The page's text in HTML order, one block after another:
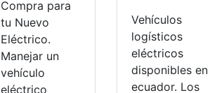
Compra para
tu Nuevo
Eléctrico.
Manejar un
vehículo
eléctrico
Vehículos
logísticos
eléctricos
disponibles en
ecuador. Los